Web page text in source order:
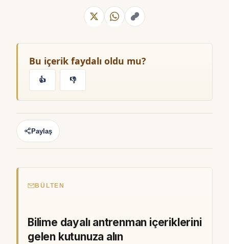
Bu içerik faydalı oldu mu?
👍 👎
Paylaş
BÜLTEN
Bilime dayalı antrenman içeriklerini
gelen kutunuza alın